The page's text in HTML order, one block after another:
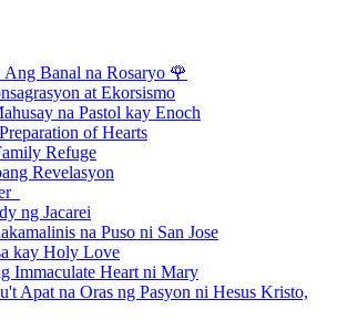
Banal na Rosaryo 🌹
at Ekorsismo
na Pastol kay Enoch
of Hearts
Refuge
Revelasyon
ng Jacarei
na Puso ni San Jose
kay Holy Love
Immaculate Heart ni Mary
Apat na Oras ng Pasyon ni Hesus Kristo,